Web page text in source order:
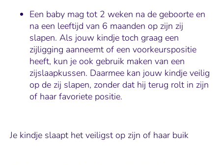
Een baby mag tot 2 weken na de geboorte en
na een leeftijd van 6 maanden op zijn zij
slapen. Als jouw kindje toch graag een
zijligging aanneemt of een voorkeurspositie
heeft, kun je ook gebruik maken van een
zijslaapkussen. Daarmee kan jouw kindje veilig
op de zij slapen, zonder dat hij terug rolt in zijn
of haar favoriete positie.
Je kindje slaapt het veiligst op zijn of haar buik